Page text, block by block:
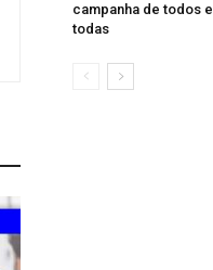
campanha de todos e
todas